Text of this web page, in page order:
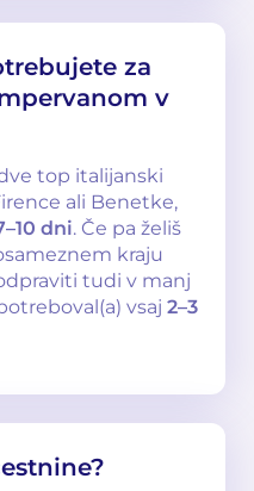
za
v
top italijanski
ali Benetke,
dni. Če pa želiš
kraju
tudi v manj
vsaj 2–3